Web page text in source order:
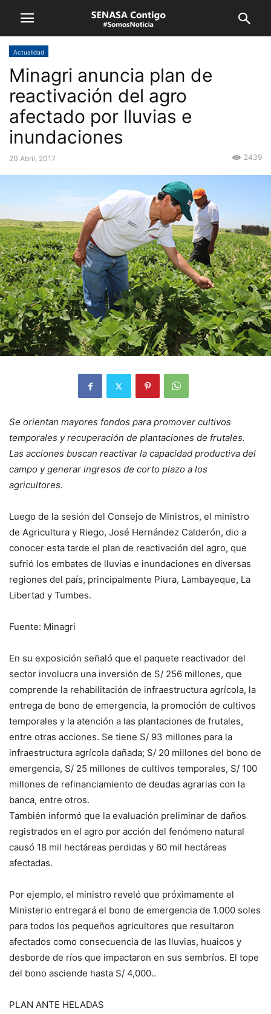
Actualidad
Minagri anuncia plan de
reactivación del agro
afectado por lluvias e
inundaciones
20 Abril, 2017 2439
Se orientan mayores fondos para promover cultivos
temporales y recuperación de plantaciones de frutales.
Las acciones buscan reactivar la capacidad productiva del
campo y generar ingresos de corto plazo a los
agricultores.
Luego de la sesión del Consejo de Ministros, el ministro
de Agricultura y Riego, José Hernández Calderón, dio a
conocer esta tarde el plan de reactivación del agro, que
sufrió los embates de lluvias e inundaciones en diversas
regiones del país, principalmente Piura, Lambayeque, La
Libertad y Tumbes.
Fuente: Minagri
En su exposición señaló que el paquete reactivador del
sector involucra una inversión de S/ 256 millones, que
comprende la rehabilitación de infraestructura agrícola, la
entrega de bono de emergencia, la promoción de cultivos
temporales y la atención a las plantaciones de frutales,
entre otras acciones. Se tiene S/ 93 millones para la
infraestructura agrícola dañada; S/ 20 millones del bono de
emergencia, S/ 25 millones de cultivos temporales, S/ 100
millones de refinanciamiento de deudas agrarias con la
banca, entre otros.
También informó que la evaluación preliminar de daños
registrados en el agro por acción del fenómeno natural
causó 18 mil hectáreas perdidas y 60 mil hectáreas
afectadas.
Por ejemplo, el ministro reveló que próximamente el
Ministerio entregará el bono de emergencia de 1.000 soles
para todos los pequeños agricultores que resultaron
afectados como consecuencia de las lluvias, huaicos y
desborde de ríos que impactaron en sus sembríos. El tope
del bono asciende hasta S/ 4,000..
PLAN ANTE HELADAS